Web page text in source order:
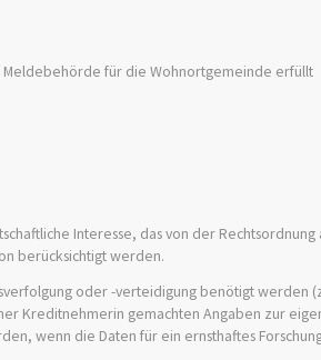
für die Wohnortgemeinde erfüllt
Interesse, das von der Rechtsordnung
berücksichtigt werden.
oder -verteidigung benötigt werden
Kreditnehmerin gemachten Angaben zur
wenn die Daten für ein ernsthaftes